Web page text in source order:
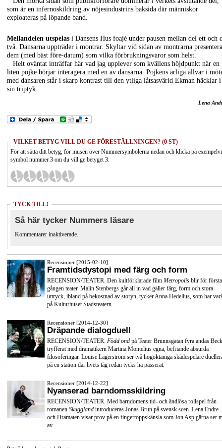
som är en infernoskildring av nöjesindustrins baksida där människor
exploateras på löpande band.
Mellandelen utspelas i Dansens Hus foajé under pausen mellan del ett och
två. Dansarna uppträder i montrar. Skyltar vid sidan av montrarna
dem (med bäst före-datum) som vilka förbrukningsvaror som helst.
Helt oväntat inträffar här vad jag upplever som kvällens höjdpunkt när en
liten pojke börjar interagera med en av dansarna. Pojkens ärliga allvar i
med dansaren står i skarp kontrast till den ytliga låtsasvärld Ekman häcklar i
sin triptyk.
Lena
VILKET BETYG VILL DU GE FÖRESTÄLLNINGEN? (0 ST)
För att sätta ditt betyg, för musen över Nummersymbolerna nedan och klicka på
symbol nummer 3 om du vill ge betyget 3.
TYCK TILL!
Så här tycker Nummers läsare
Kommentarer inaktiverade.
Recensioner [2015-02-10]
Framtidsdystopi med färg och form
RECENSION/TEATER. Den kultförklarade film Metropolis blir för första
gången teater. Malin Stenbergs går all in vad gäller färg, form och stora
uttryck, ibland på bekostnad av storyn, tycker Anna Hedelius, som har
på Kulturhuset Stadsteatern.
Recensioner [2014-12-30]
Dräpande dialogduell
RECENSION/TEATER. Född ond på Teater Brunnsgatan fyra andas
tryfferat med dramatikern Martina Montelius egna, befriande absurda
filosoferingar. Louise Lagerström ser två högoktaniga skådespelare
på en station där livets tåg redan tycks ha passerat.
Recensioner [2014-12-22]
Nyanserad barndomsskildring
RECENSION/TEATER. Med barndomens tid- och ändlösa rollspel från
romanen Skuggland introduceras Jonas Brun på svensk scen. Lena Endre
och Dramaten visar prov på en fingertoppskänsla som Jon Asp gärna ser
av.